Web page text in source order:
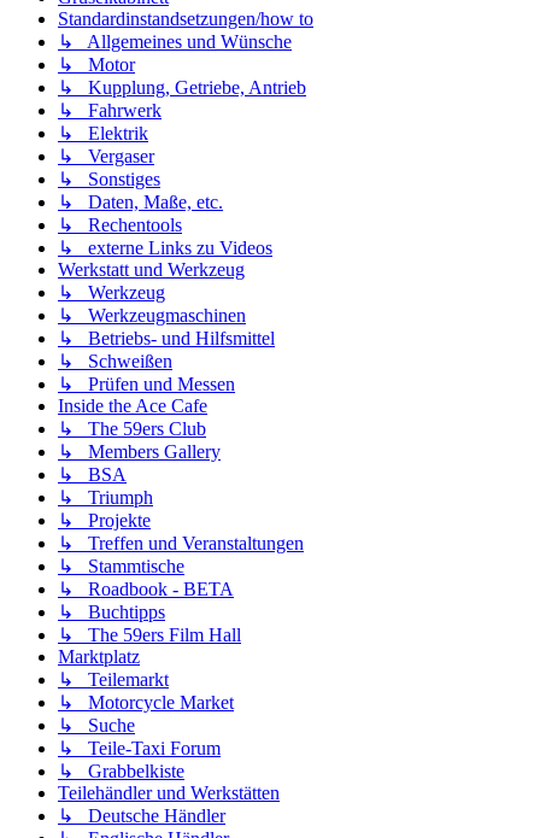
Standardinstandsetzungen/how to
↳ Allgemeines und Wünsche
↳ Motor
↳ Kupplung, Getriebe, Antrieb
↳ Fahrwerk
↳ Elektrik
↳ Vergaser
↳ Sonstiges
↳ Daten, Maße, etc.
↳ Rechentools
↳ externe Links zu Videos
Werkstatt und Werkzeug
↳ Werkzeug
↳ Werkzeugmaschinen
↳ Betriebs- und Hilfsmittel
↳ Schweißen
↳ Prüfen und Messen
Inside the Ace Cafe
↳ The 59ers Club
↳ Members Gallery
↳ BSA
↳ Triumph
↳ Projekte
↳ Treffen und Veranstaltungen
↳ Stammtische
↳ Roadbook - BETA
↳ Buchtipps
↳ The 59ers Film Hall
Marktplatz
↳ Teilemarkt
↳ Motorcycle Market
↳ Suche
↳ Teile-Taxi Forum
↳ Grabbelkiste
Teilehändler und Werkstätten
↳ Deutsche Händler